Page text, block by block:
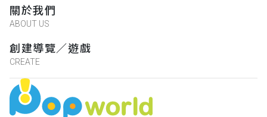
關於我們
ABOUT US
創建導覽／遊戲
CREATE